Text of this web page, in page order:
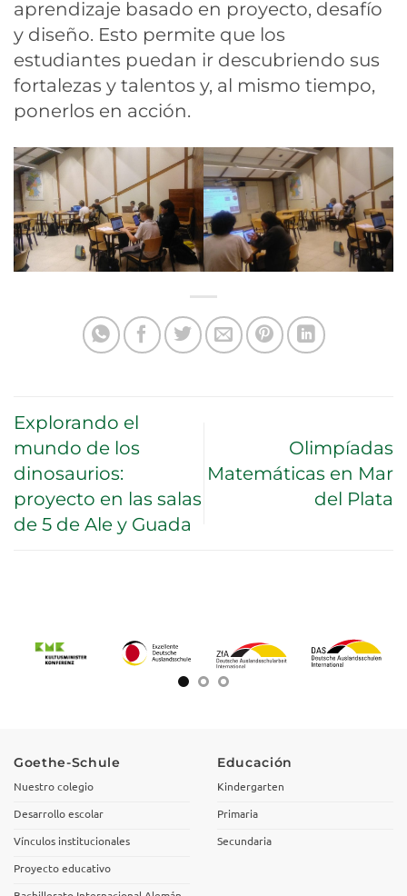
aprendizaje basado en proyecto, desafío
y diseño. Esto permite que los
estudiantes puedan ir descubriendo sus
fortalezas y talentos y, al mismo tiempo,
ponerlos en acción.
Explorando el
mundo de los
dinosaurios:
proyecto en las salas
de 5 de Ale y Guada
Olimpíadas
Matemáticas en Mar
del Plata
Goethe-Schule
Nuestro colegio
Desarrollo escolar
Vínculos institucionales
Proyecto educativo
Educación
Kindergarten
Primaria
Secundaria